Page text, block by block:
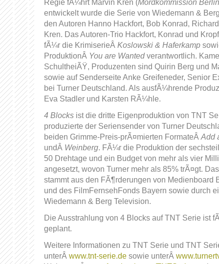
Regie fÃ¼hrt Marvin Kren (Mordkommission
entwickelt wurde die Serie von Wiedemann &
den Autoren Hanno Hackfort, Bob Konrad,
Kren. Das Autoren-Trio Hackfort, Konrad und
fÃ¼r die KrimiserieÂ Koslowski & Haferkamp
ProduktionÂ You are Wantedverantwortlich.
SchultheiÃŸ, Produzenten sind Quirin Berg und
sowie auf Senderseite Anke Greifeneder, Senior
bei Turner Deutschland. Als ausfÃ¼hrende
Eva Stadler und Karsten RÃ¼hle.
4 Blocks ist die dritte Eigenproduktion von TNT
produzierte der Seriensender von Turner
beiden Grimme-Preis-prÃ¤mierten FormateÂ Add
undÂ Weinberg. FÃ¼r die Produktion der
50 Drehtage und ein Budget von mehr als vier
angesetzt, wovon Turner mehr als 85% trÃ¤gt.
stammt aus den FÃ¶rderungen von Medienboard
und des FilmFernsehFonds Bayern sowie durch
Wiedemann & Berg Television.
Die Ausstrahlung von 4 Blocks auf TNT Serie ist
geplant.
Weitere Informationen zu TNT Serie und TNT
unterÂ www.tnt-serie.de sowie unterÂ